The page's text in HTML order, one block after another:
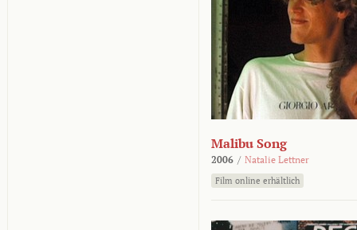
Malibu Song
2006 / Natalie Lettner
Film online erhältlich